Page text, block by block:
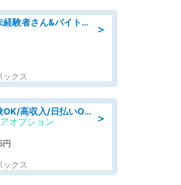
＞
ホールスタッフ/「未経験者さん&バイトデビューも大歓迎」残業ほぼなし×1日3時間〜勤務OK!フォロー体制も充実/広島県/広島市南区
ックス
＞
組立・組付け/未経験OK/高収入/日払いOK/寮費無料/交替制
オプション
円
ックス